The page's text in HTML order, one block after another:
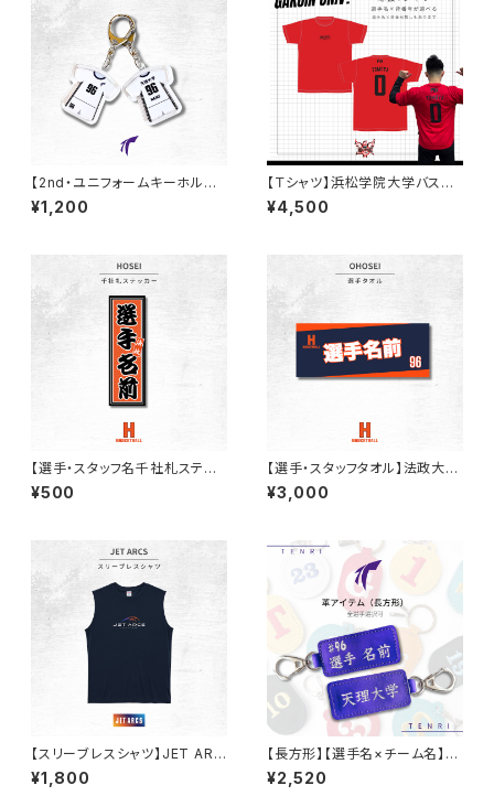
【2nd・ユニフォームキーホルダ
ー】天理大学男子バレー部
¥1,200
【Ｔシャツ】浜松学院大学バスケ
部
¥4,500
【選手・スタッフ名千社札ステッ
カー】法政大学バスケ部
¥500
【選手・スタッフタオル】法政大学
バスケ部
¥3,000
【スリーブレスシャツ】JET ARC
S
¥1,800
【長方形】【選手名×チーム名】
【革アイテム】天理大学男子バレ
ー部
¥2,520